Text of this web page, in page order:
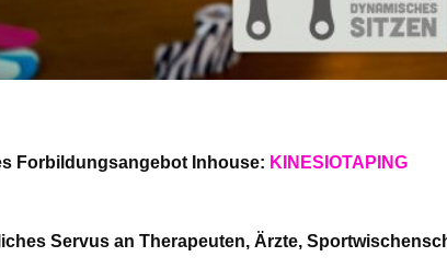
Forbildungsangebot Inhouse: KINESIOTAPING
Servus an Therapeuten, Ärzte,